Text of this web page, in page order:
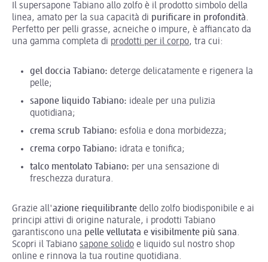
Il supersapone Tabiano allo zolfo è il prodotto simbolo della
linea, amato per la sua capacità di purificare in profondità.
Perfetto per pelli grasse, acneiche o impure, è affiancato da
una gamma completa di prodotti per il corpo, tra cui:
gel doccia Tabiano: deterge delicatamente e rigenera la
pelle;
sapone liquido Tabiano: ideale per una pulizia
quotidiana;
crema scrub Tabiano: esfolia e dona morbidezza;
crema corpo Tabiano: idrata e tonifica;
talco mentolato Tabiano: per una sensazione di
freschezza duratura.
Grazie all'azione riequilibrante dello zolfo biodisponibile e ai
principi attivi di origine naturale, i prodotti Tabiano
garantiscono una pelle vellutata e visibilmente più sana.
Scopri il Tabiano sapone solido e liquido sul nostro shop
online e rinnova la tua routine quotidiana.